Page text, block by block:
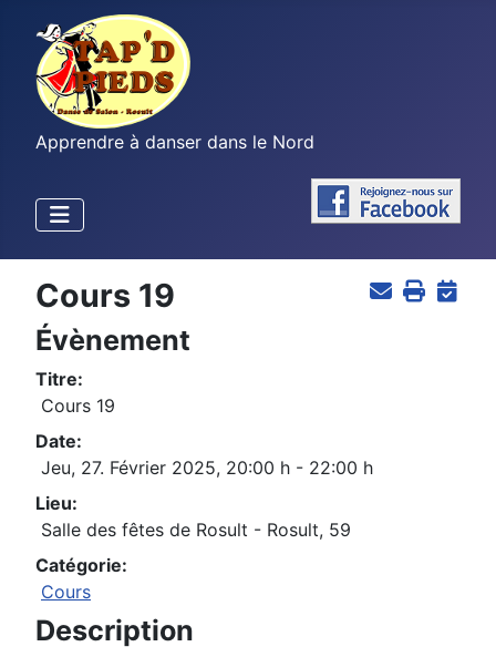
Apprendre à danser dans le Nord
Cours 19
Évènement
Titre:
Cours 19
Date:
Jeu, 27. Février 2025, 20:00 h - 22:00 h
Lieu:
Salle des fêtes de Rosult - Rosult, 59
Catégorie:
Cours
Description